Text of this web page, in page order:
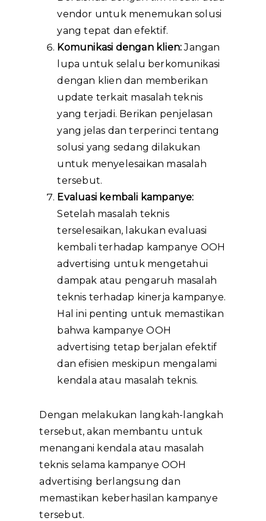
vendor untuk menemukan solusi
yang tepat dan efektif.
Komunikasi dengan klien:Jangan
lupa untuk selalu berkomunikasi
dengan klien dan memberikan
update terkait masalah teknis
yang terjadi. Berikan penjelasan
yang jelas dan terperinci tentang
solusi yang sedang dilakukan
untuk menyelesaikan masalah
tersebut.
Evaluasi kembali kampanye:
Setelah masalah teknis
terselesaikan, lakukan evaluasi
kembali terhadap kampanye OOH
advertising untuk mengetahui
dampak atau pengaruh masalah
teknis terhadap kinerja kampanye.
Hal ini penting untuk memastikan
bahwa kampanye OOH
advertising tetap berjalan efektif
dan efisien meskipun mengalami
kendala atau masalah teknis.
Dengan melakukan langkah-langkah
tersebut, akan membantu untuk
menangani kendala atau masalah
teknis selama kampanye OOH
advertising berlangsung dan
memastikan keberhasilan kampanye
tersebut.